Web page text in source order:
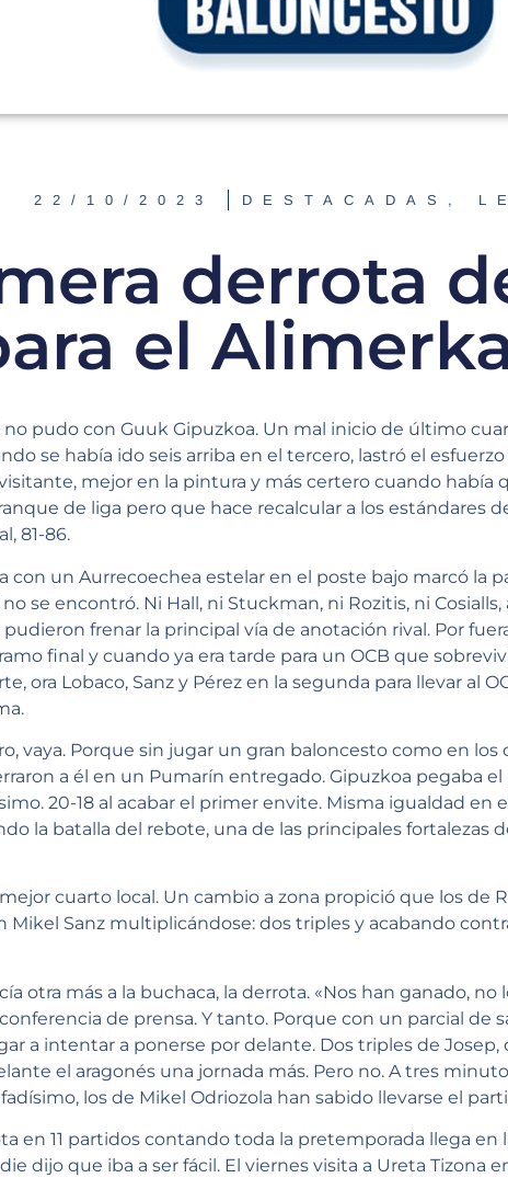
22/10/2023 DESTACADAS ,
derrota
el
no pudo con Guuk Gipuzkoa. Un mal inicio de último
se había ido seis arriba en el tercero, lastró el
mejor en la pintura y más certero cuando había
de liga pero que hace recalcular a los estándares
81-86.
con un Aurrecoechea estelar en el poste bajo marcó la
se encontró. Ni Hall, ni Stuckman, ni Rozitis, ni
frenar la principal vía de anotación rival. Por
final y cuando ya era tarde para un OCB que
ora Lobaco, Sanz y Pérez en la segunda para llevar al
vaya. Porque sin jugar un gran baloncesto como en
a él en un Pumarín entregado. Gipuzkoa pegaba
20-18 al acabar el primer envite. Misma igualdad en
la batalla del rebote, una de las principales fortalezas
cuarto local. Un cambio a zona propició que los de
Mikel Sanz multiplicándose: dos triples y acabando
otra más a la buchaca, la derrota. «Nos han ganado,
de prensa. Y tanto. Porque con un parcial de
a intentar a ponerse por delante. Dos triples de Josep,
el aragonés una jornada más. Pero no. A tres
los de Mikel Odriozola han sabido llevarse el
en 11 partidos contando toda la pretemporada llega en
dijo que iba a ser fácil. El viernes visita a Ureta Tizona